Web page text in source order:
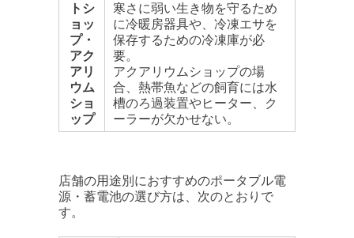
トシ
ョッ
プ・
アク
アリ
ウム
ショ
ップ
寒さに弱い生き物を守るため
に冷暖房器具や、冷凍エサを
保存するための冷凍庫が必
要。
アクアリウムショップの場
合、熱帯魚などの飼育には水
槽のろ過装置やヒーター、ク
ーラーが欠かせない。
店舗の用途別におすすめのポータブル電
源・蓄電池の選び方は、次のとおりで
す。